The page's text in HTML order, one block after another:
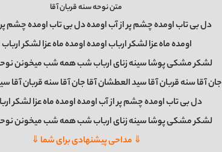
متن نوحه سنه قربان آقا
دل بی تاب اومده چشم پر از آب اومده دل بی تاب اومده چشم پر
اومده ماه عزا لشکر ارباب اومده اومده ماه عزا لشکر
لشکر مشکی پوشا سینه زنای ارباب شب همه شب میخونن نوحه
جان آقا سنه قربان آقا سید العطشان آقا جان آقا سنه قربان آقا
دل بی تاب اومده چشم پر از آب اومده اومده ماه عزا لشکر
لشکر مشکی پوشا سینه زنای ارباب شب همه شب میخونن نوحه
⇓ مداحی پیشنهادی برای شما ⇓